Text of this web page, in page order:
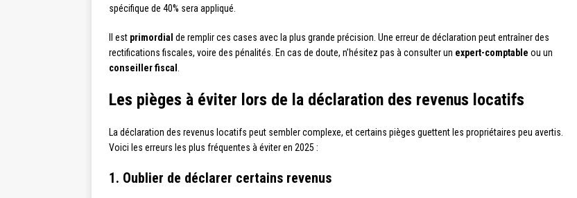
spécifique de 40% sera appliqué.
Il est primordial de remplir ces cases avec la plus grande précision. Une erreur de déclaration peut entraîner des
rectifications fiscales, voire des pénalités. En cas de doute, n’hésitez pas à consulter un expert-comptable ou un
conseiller fiscal
Les pièges à éviter lors de la déclaration des revenus locatifs
La déclaration des revenus locatifs peut sembler complexe, et certains pièges guettent les propriétaires peu avertis.
Voici les erreurs les plus fréquentes à éviter en 2025 :
1. Oublier de déclarer certains revenus